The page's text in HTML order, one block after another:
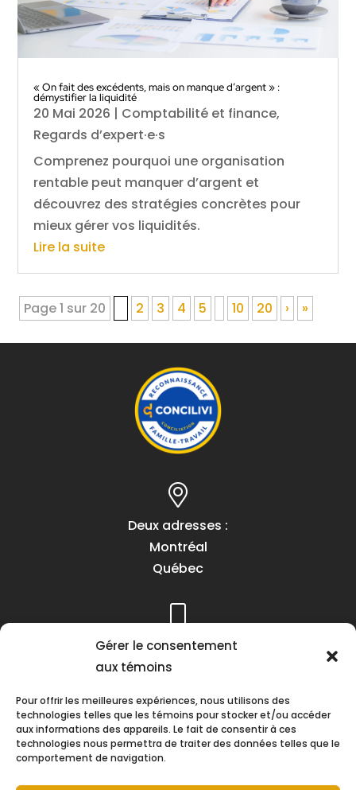
Gérer le consentement
aux témoins
Pour offrir les meilleures expériences, nous utilisons des
technologies telles que les témoins pour stocker et/ou accéder
aux informations des appareils. Le fait de consentir à ces
technologies nous permettra de traiter des données telles que le
comportement de navigation.
« On fait des excédents, mais on manque d’argent » :
démystifier la liquidité
20 Mai 2026 | Comptabilité et finance,
Regards d’expert·e·s
Comprenez pourquoi une organisation
rentable peut manquer d’argent et
découvrez des stratégies concrètes pour
mieux gérer vos liquidités.
Lire la suite
Page 1 sur 20 2 3 4 5 10 20 › »
Deux adresses :
Montréal
Québec
Téléphone :
(418) 622-1001
Heures d’ouverture :